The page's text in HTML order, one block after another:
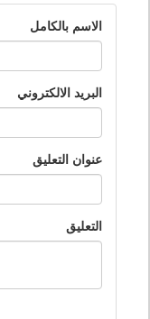
الاسم بالكامل
البريد الالكتروني
عنوان التعليق
التعليق